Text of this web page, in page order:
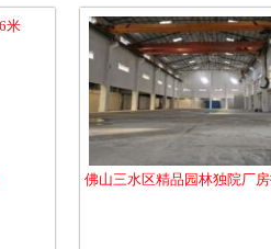
佛山三水区精品园林独院厂